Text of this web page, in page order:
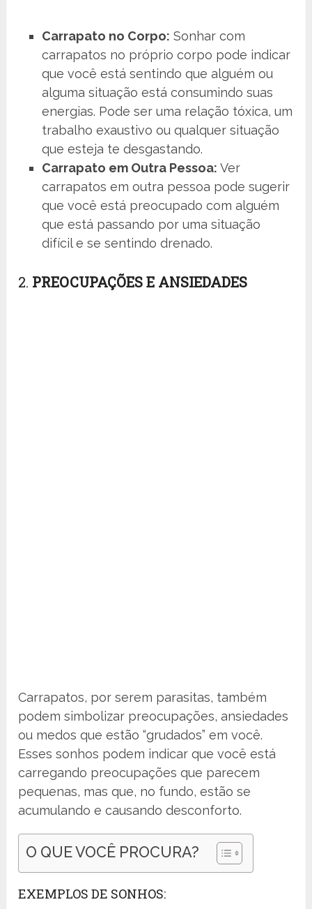
Carrapato no Corpo: Sonhar com
carrapatos no próprio corpo pode indicar
que você está sentindo que alguém ou
alguma situação está consumindo suas
energias. Pode ser uma relação tóxica, um
trabalho exaustivo ou qualquer situação
que esteja te desgastando.
Carrapato em Outra Pessoa: Ver
carrapatos em outra pessoa pode sugerir
que você está preocupado com alguém
que está passando por uma situação
difícil e se sentindo drenado.
2. PREOCUPAÇÕES E ANSIEDADES
Carrapatos, por serem parasitas, também
podem simbolizar preocupações, ansiedades
ou medos que estão “grudados” em você.
Esses sonhos podem indicar que você está
carregando preocupações que parecem
pequenas, mas que, no fundo, estão se
acumulando e causando desconforto.
O QUE VOCÊ PROCURA?
EXEMPLOS DE SONHOS: